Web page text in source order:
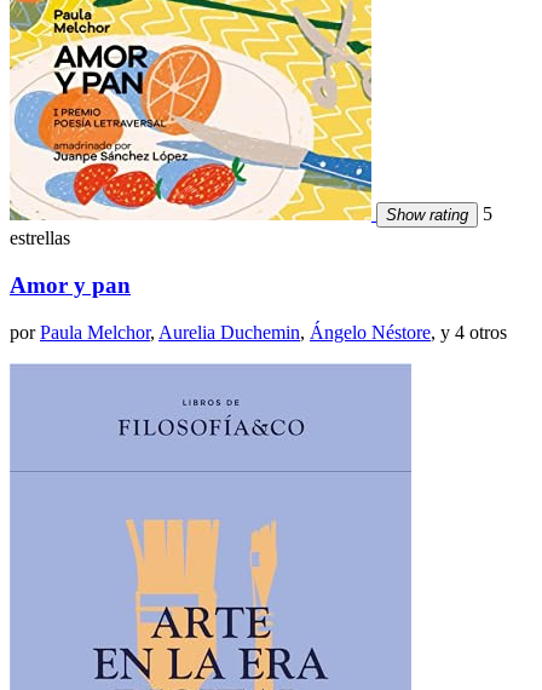
Show rating
5
estrellas
Amor y pan
porPaula Melchor, Aurelia Duchemin, Ángelo Néstore, y 4 otros